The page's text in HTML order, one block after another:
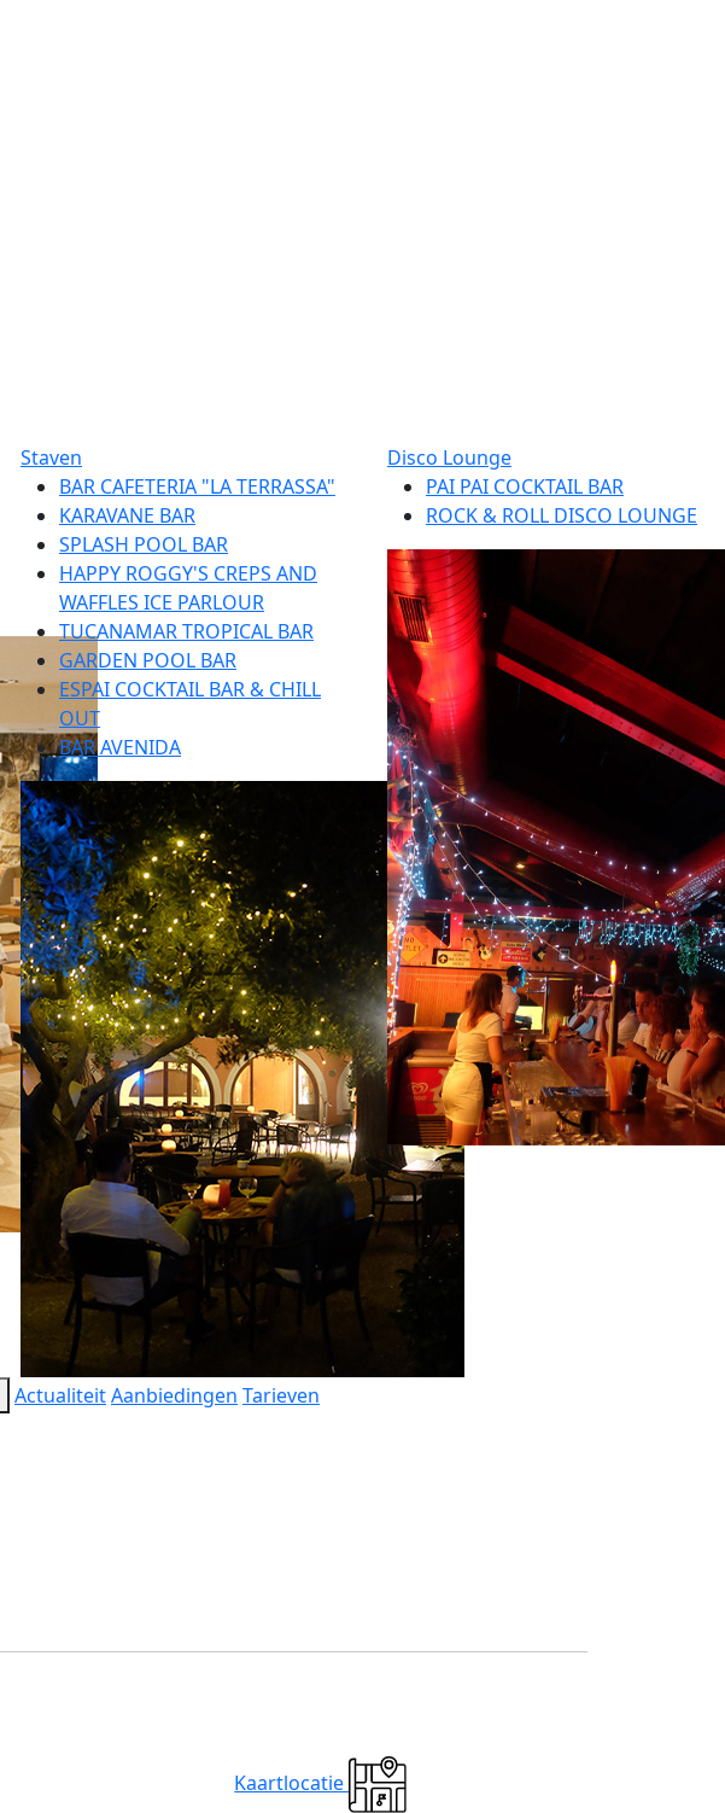
Staven
BAR CAFETERIA "LA TERRASSA"
KARAVANE BAR
SPLASH POOL BAR
HAPPY ROGGY'S CREPS AND
WAFFLES ICE PARLOUR
TUCANAMAR TROPICAL BAR
GARDEN POOL BAR
ESPAI COCKTAIL BAR & CHILL
OUT
BAR AVENIDA
Disco Lounge
PAI PAI COCKTAIL BAR
ROCK & ROLL DISCO LOUNGE
ActualiteitAanbiedingen Tarieven
Kaartlocatie